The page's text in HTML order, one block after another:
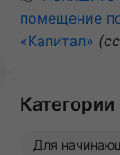
помещение
«Капитал»
Для